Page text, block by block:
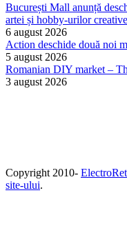
București Mall anunță
artei și hobby-urilor creative
6 august 2026
Action deschide două noi
5 august 2026
Romanian DIY market –
3 august 2026
Copyright 2010-
site-ului.